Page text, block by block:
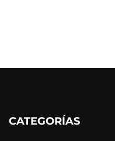
CATEGORÍAS